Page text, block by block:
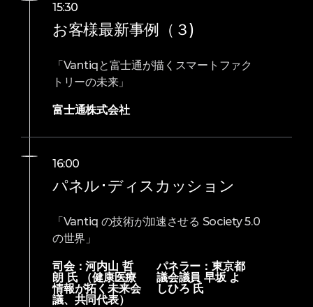
15:30
お客様最新事例（３)
「Vantiqと富士通が描くスマートファク
トリーの未来」
富士通株式会社
16:00
パネル･ディスカッション
「Vantiq の技術が加速させる Society 5.0
の世界」
司会：河内山 哲
朗 氏 （健康医療
情報が拓く未来会
議、共同代表）
パネラー：東京都
議会議員 早坂 よ
しひろ 氏